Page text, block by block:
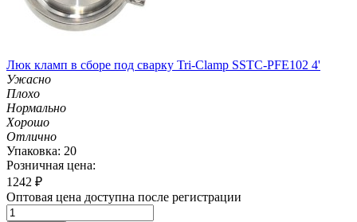
Люк кламп в сборе под сварку Tri-Clamp SSTC-PFE102 4'
Ужасно
Плохо
Нормально
Хорошо
Отлично
Упаковка: 20
Розничная цена:
1242 ₽
Оптовая цена доступна после регистрации